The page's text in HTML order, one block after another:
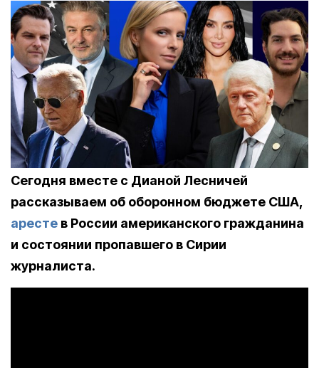
Сегодня вместе с Дианой Лесничей
рассказываем об оборонном бюджете США,
аресте в России американского гражданина
и состоянии пропавшего в Сирии
журналиста.